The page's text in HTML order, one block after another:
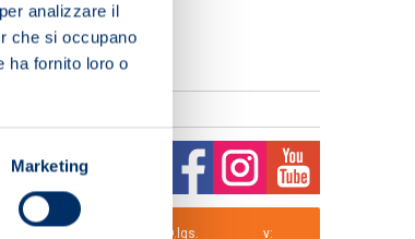
analizzare il
che si occupano
ha fornito loro o
Marketing
adotta il Codice Etico D.lgs.
v: